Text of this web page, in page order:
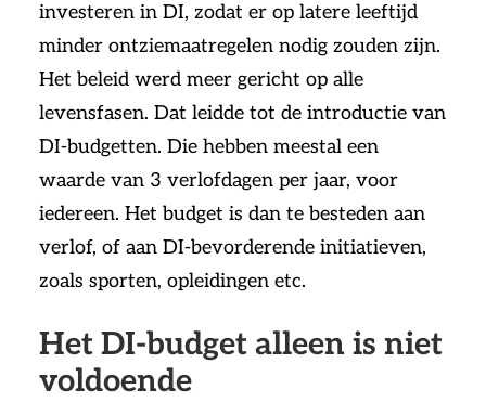
investeren in DI, zodat er op latere leeftijd
minder ontziemaatregelen nodig zouden zijn.
Het beleid werd meer gericht op alle
levensfasen. Dat leidde tot de introductie van
DI-budgetten. Die hebben meestal een
waarde van 3 verlofdagen per jaar, voor
iedereen. Het budget is dan te besteden aan
verlof, of aan DI-bevorderende initiatieven,
zoals sporten, opleidingen etc.
Het DI-budget alleen is niet
voldoende